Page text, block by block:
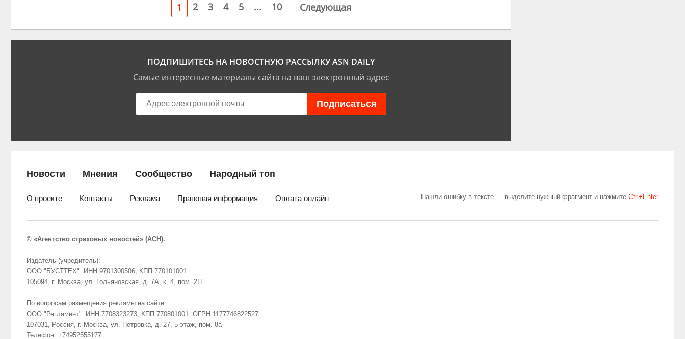
1 2 3 4 5 ... 10 Следующая
ПОДПИШИТЕСЬ НА НОВОСТНУЮ РАССЫЛКУ ASN DAILY
Самые интересные материалы сайта на ваш электронный адрес
Новости Мнения Сообщество Народный топ
О проекте Контакты Реклама Правовая информация Оплата онлайн Нашли ошибку в тексте — выделите нужный фрагмент и нажмите Сtrl+Enter
© «Агентство страховых новостей» (АСН).
Издатель (учредитель):
ООО "БУСТТЕХ". ИНН 9701300506, КПП 770101001
105094, г. Москва, ул. Гольяновская, д. 7А, к. 4, пом. 2Н
По вопросам размещения рекламы на сайте:
ООО "Регламент". ИНН 7708323273, КПП 770801001. ОГРН 1177746822527
107031, Россия, г. Москва, ул. Петровка, д. 27, 5 этаж, пом. 8а
Телефон: +74952555177